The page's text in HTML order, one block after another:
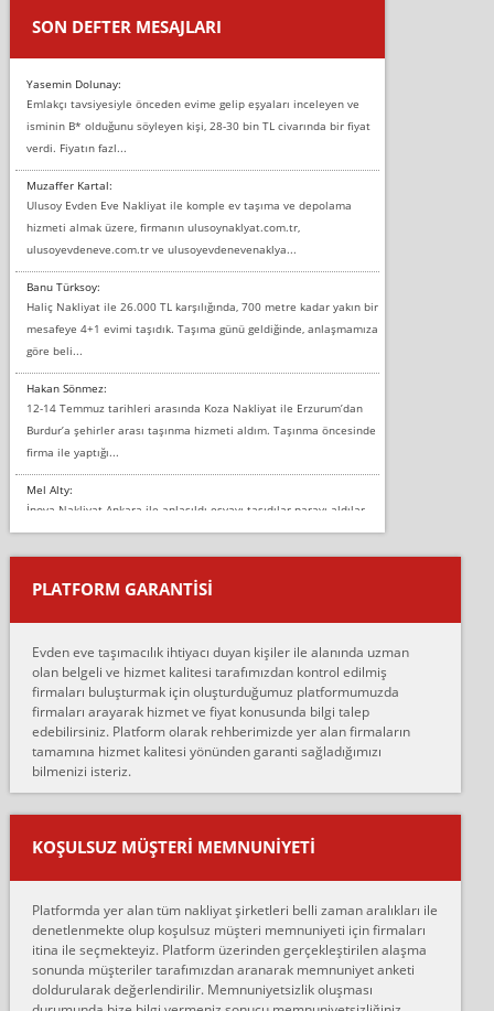
SON DEFTER MESAJLARI
Yasemin Dolunay:
Emlakçı tavsiyesiyle önceden evime gelip eşyaları inceleyen ve
isminin B* olduğunu söyleyen kişi, 28-30 bin TL civarında bir fiyat
verdi. Fiyatın fazl...
Muzaffer Kartal:
Ulusoy Evden Eve Nakliyat ile komple ev taşıma ve depolama
hizmeti almak üzere, firmanın ulusoynaklyat.com.tr,
ulusoyevdeneve.com.tr ve ulusoyevdenevenaklya...
Banu Türksoy:
Haliç Nakliyat ile 26.000 TL karşılığında, 700 metre kadar yakın bir
mesafeye 4+1 evimi taşıdık. Taşıma günü geldiğinde, anlaşmamıza
göre beli...
Hakan Sönmez:
12-14 Temmuz tarihleri arasında Koza Nakliyat ile Erzurum’dan
Burdur’a şehirler arası taşınma hizmeti aldım. Taşınma öncesinde
firma ile yaptığı...
Mel Alty:
İnova Nakliyat Ankara ile anlaşıldı eşyayı taşıdılar parayı aldılar.
Salon duvarına bir baktım birisi boydan alüminyum renkli bantı
yapıştırm...
Murat:
çalıştıklarını, müş...
Ahmet:
Lüleburgaz güngünes evden eve naklyat eşyalarımı taşımak için
anlaştık sabah eve geldiklerinde de eşyalarımı düzgün şekilde
sarcaz demelerine r...
mehmet güldü:
Ankara ALİCANLAR NAKLİYAT Tutarsız ve ticari ahlak problemleri
var verdikleri fiyat teklifini arttırdılar. Sonrasında taşıma gününde
oldukça tutarsı...
Ankara Alicanlar naklyat tel 5465524025. 2600 TL'ye ankaradan
Konya ya Alicanlar naklyat la anlaştık bu şahıs evin taşınacağı gün
fiyatın mazoto gele...
Fatih kokmese:
PLATFORM GARANTİSİ
Evden eve taşımacılık ihtiyacı duyan kişiler ile alanında uzman
olan belgeli ve hizmet kalitesi tarafımızdan kontrol edilmiş
firmaları buluşturmak için oluşturduğumuz platformumuzda
firmaları arayarak hizmet ve fiyat konusunda bilgi talep
edebilirsiniz. Platform olarak rehberimizde yer alan firmaların
tamamına hizmet kalitesi yönünden garanti sağladığımızı
bilmenizi isteriz.
KOŞULSUZ MÜŞTERI MEMNUNIYETI
Platformda yer alan tüm nakliyat şirketleri belli zaman aralıkları ile
denetlenmekte olup koşulsuz müşteri memnuniyeti için firmaları
itina ile seçmekteyiz. Platform üzerinden gerçekleştirilen alaşma
sonunda müşteriler tarafımızdan aranarak memnuniyet anketi
doldurularak değerlendirilir. Memnuniyetsizlik oluşması